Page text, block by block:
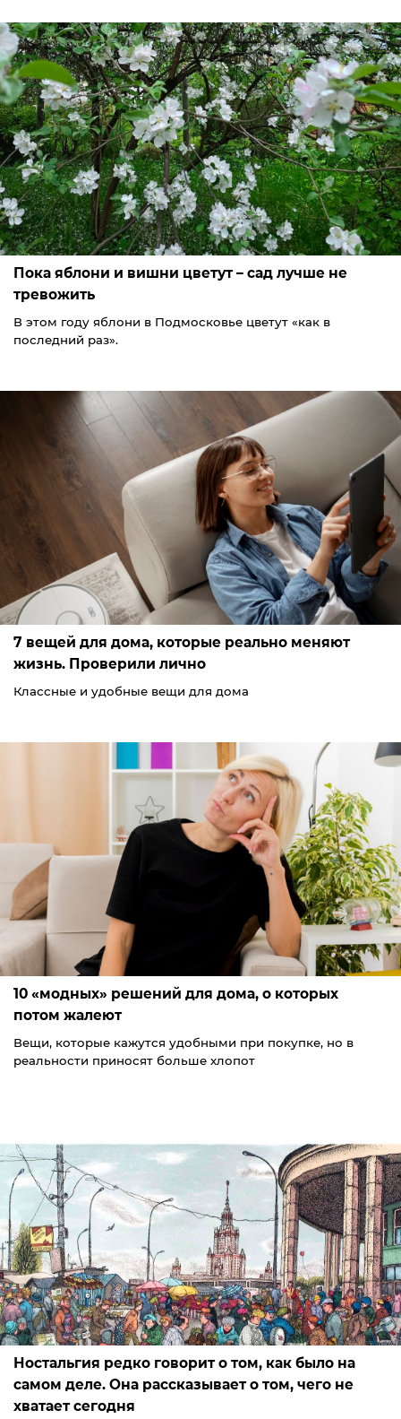
Пока яблони и вишни цветут – сад лучше не
тревожить
В этом году яблони в Подмосковье цветут «как в
последний раз».
7 вещей для дома, которые реально меняют
жизнь. Проверили лично
Классные и удобные вещи для дома
10 «модных» решений для дома, о которых
потом жалеют
Вещи, которые кажутся удобными при покупке, но в
реальности приносят больше хлопот
Ностальгия редко говорит о том, как было на
самом деле. Она рассказывает о том, чего не
хватает сегодня